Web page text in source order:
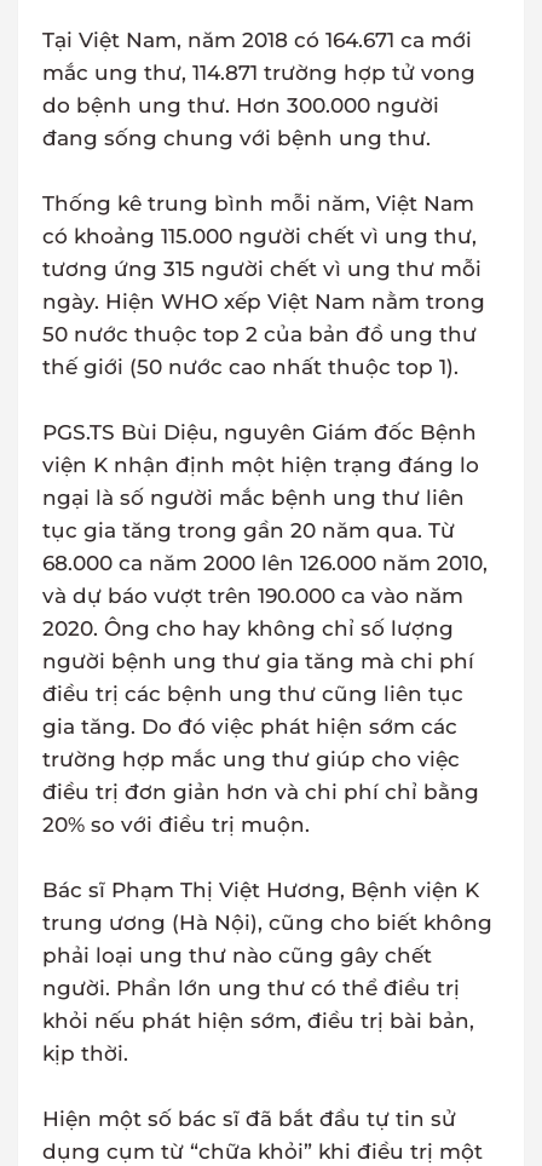
Tại Việt Nam, năm 2018 có 164.671 ca mới
mắc ung thư, 114.871 trường hợp tử vong
do bệnh ung thư. Hơn 300.000 người
đang sống chung với bệnh ung thư.
Thống kê trung bình mỗi năm, Việt Nam
có khoảng 115.000 người chết vì ung thư,
tương ứng 315 người chết vì ung thư mỗi
ngày. Hiện WHO xếp Việt Nam nằm trong
50 nước thuộc top 2 của bản đồ ung thư
thế giới (50 nước cao nhất thuộc top 1).
PGS.TS Bùi Diệu, nguyên Giám đốc Bệnh
viện K nhận định một hiện trạng đáng lo
ngại là số người mắc bệnh ung thư liên
tục gia tăng trong gần 20 năm qua. Từ
68.000 ca năm 2000 lên 126.000 năm 2010,
và dự báo vượt trên 190.000 ca vào năm
2020. Ông cho hay không chỉ số lượng
người bệnh ung thư gia tăng mà chi phí
điều trị các bệnh ung thư cũng liên tục
gia tăng. Do đó việc phát hiện sớm các
trường hợp mắc ung thư giúp cho việc
điều trị đơn giản hơn và chi phí chỉ bằng
20% so với điều trị muộn.
Bác sĩ Phạm Thị Việt Hương, Bệnh viện K
trung ương (Hà Nội), cũng cho biết không
phải loại ung thư nào cũng gây chết
người. Phần lớn ung thư có thể điều trị
khỏi nếu phát hiện sớm, điều trị bài bản,
kịp thời.
Hiện một số bác sĩ đã bắt đầu tự tin sử
dụng cụm từ “chữa khỏi” khi điều trị một